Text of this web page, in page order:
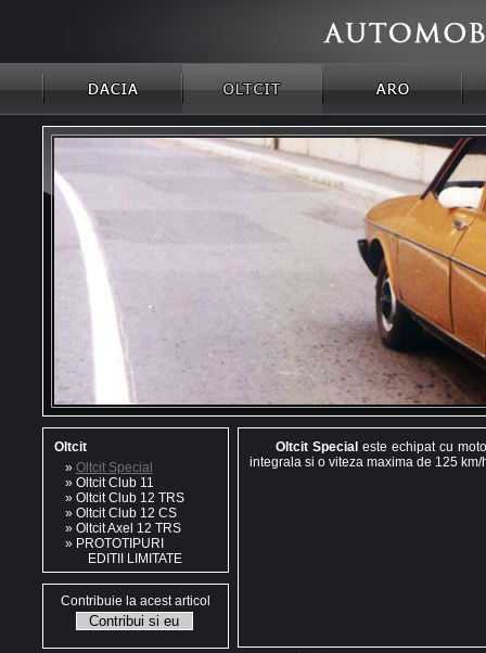
Oltcit
» Oltcit Special
» Oltcit Club 11
» Oltcit Club 12 TRS
» Oltcit Club 12 CS
» Oltcit Axel 12 TRS
» PROTOTIPURI
EDITII LIMITATE
Contribuie la acest articol
Oltcit Special este echipat cu
integrala si o viteza maxima de 125 km/